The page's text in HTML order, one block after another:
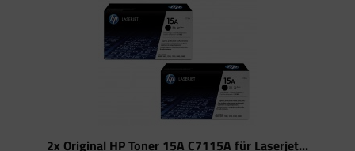
2x Original HP Toner 15A C7115A für Laserjet...